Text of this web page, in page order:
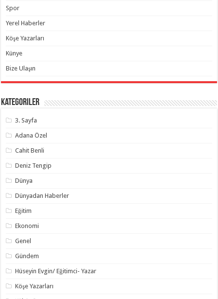
Spor
Yerel Haberler
Köşe Yazarları
Künye
Bize Ulaşın
Kategoriler
3. Sayfa
Adana Özel
Cahit Benli
Deniz Tengip
Dünya
Dünyadan Haberler
Eğitim
Ekonomi
Genel
Gündem
Hüseyin Evgin/ Eğitimci- Yazar
Köşe Yazarları